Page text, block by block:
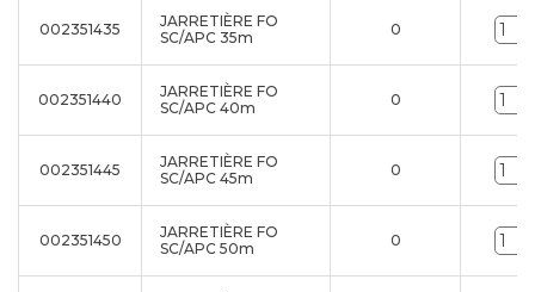
002351435
JARRETIÈRE FO
SC/APC 35m
0
002351440
JARRETIÈRE FO
SC/APC 40m
0
002351445
JARRETIÈRE FO
SC/APC 45m
0
002351450
JARRETIÈRE FO
SC/APC 50m
0